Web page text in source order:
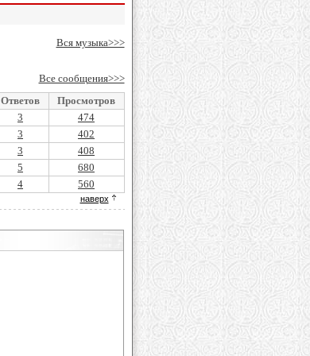
Вся музыка>>>
Все сообщения>>>
Ответов
Просмотров
3
474
3
402
3
408
5
680
4 560
наверх